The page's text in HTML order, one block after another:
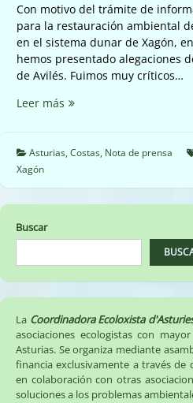
Con motivo del trámite de
para la restauración ambiental
en el sistema dunar de Xagón,
hemos presentado alegaciones
de Avilés. Fuimos muy críticos…
Leer más No
dejar
medias
la
dunas
de
Xagon.
(29/11/2022)
Asturias, Costas, Nota de prensa
Xagón
Buscar
La Coordinadora Ecoloxista
asociaciones ecologistas con
Asturias. Se organiza mediante
financia exclusivamente a través de
en colaboración con otras
soluciones a los problemas